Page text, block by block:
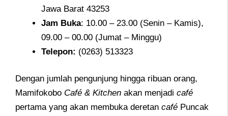
Jawa Barat 43253
Jam Buka: 10.00 – 23.00 (Senin – Kamis),
09.00 – 00.00 (Jumat – Minggu)
Telepon: (0263) 513323
Dengan jumlah pengunjung hingga ribuan orang,
Mamifokobo Café & Kitchen akan menjadi café
pertama yang akan membuka deretan café Puncak